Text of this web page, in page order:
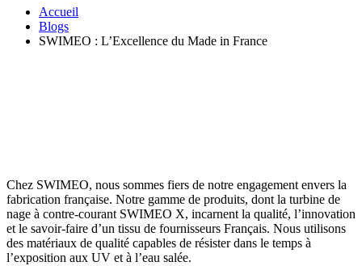
Accueil
Blogs
SWIMEO : L’Excellence du Made in France
Chez SWIMEO, nous sommes fiers de notre engagement envers la
fabrication française. Notre gamme de produits, dont la turbine de
nage à contre-courant SWIMEO X, incarnent la qualité, l’innovation
et le savoir-faire d’un tissu de fournisseurs Français. Nous utilisons
des matériaux de qualité capables de résister dans le temps à
l’exposition aux UV et à l’eau salée.